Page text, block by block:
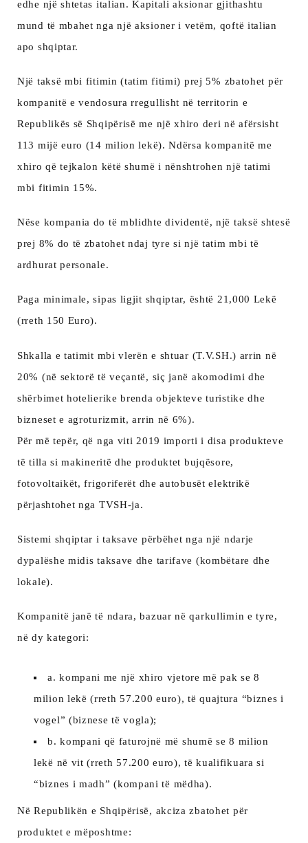
edhe një shtetas italian. Kapitali aksionar gjithashtu
mund të mbahet nga një aksioner i vetëm, qoftë italian
apo shqiptar.
Një taksë mbi fitimin (tatim fitimi) prej 5% zbatohet për
kompanitë e vendosura rregullisht në territorin e
Republikës së Shqipërisë me një xhiro deri në afërsisht
113 mijë euro (14 milion lekë). Ndërsa kompanitë me
xhiro që tejkalon këtë shumë i nënshtrohen një tatimi
mbi fitimin 15%.
Nëse kompania do të mblidhte dividentë, një taksë shtesë
prej 8% do të zbatohet ndaj tyre si një tatim mbi të
ardhurat personale.
Paga minimale, sipas ligjit shqiptar, është 21,000 Lekë
(rreth 150 Euro).
Shkalla e tatimit mbi vlerën e shtuar (T.V.SH.) arrin në
20% (në sektorë të veçantë, siç janë akomodimi dhe
shërbimet hotelierike brenda objekteve turistike dhe
bizneset e agroturizmit, arrin në 6%).
Për më tepër, që nga viti 2019 importi i disa produkteve
të tilla si makineritë dhe produktet bujqësore,
fotovoltaikët, frigoriferët dhe autobusët elektrikë
përjashtohet nga TVSH-ja.
Sistemi shqiptar i taksave përbëhet nga një ndarje
dypalëshe midis taksave dhe tarifave (kombëtare dhe
lokale).
Kompanitë janë të ndara, bazuar në qarkullimin e tyre,
në dy kategori:
a. kompani me një xhiro vjetore më pak se 8
milion lekë (rreth 57.200 euro), të quajtura “biznes i
vogel” (biznese të vogla);
b. kompani që faturojnë më shumë se 8 milion
lekë në vit (rreth 57.200 euro), të kualifikuara si
“biznes i madh” (kompani të mëdha).
Në Republikën e Shqipërisë, akciza zbatohet për
produktet e mëposhtme: